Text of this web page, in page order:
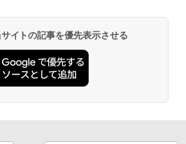
イトの記事を優先表示させる